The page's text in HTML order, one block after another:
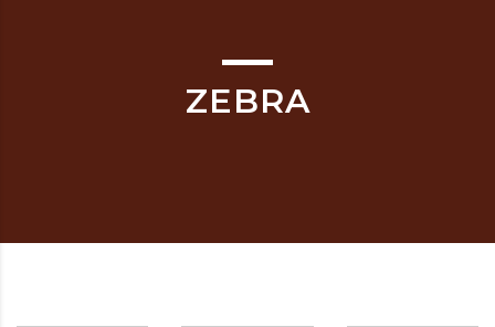
ZEBRA